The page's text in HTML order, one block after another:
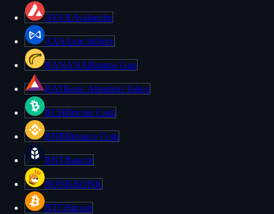
AVAXAvalanche
AXSAxie Infinity
BANANABanana Gun
BATBasic Attention Token
BCHBitcoin Cash
BNBBinance Coin
BNTBancor
BONKBONK
BTCBitcoin